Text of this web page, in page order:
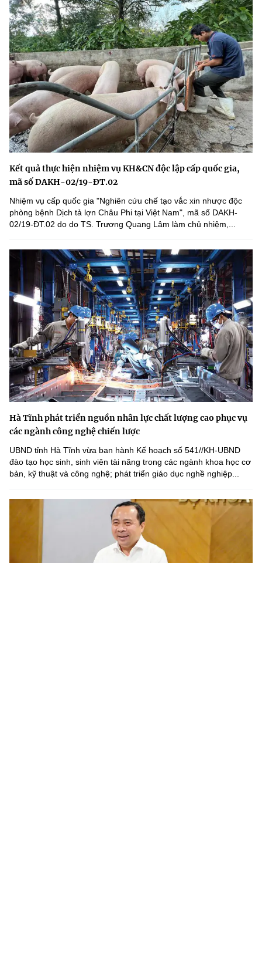
Kết quả thực hiện nhiệm vụ KH&CN độc lập cấp quốc gia,
mã số DAKH-02/19-ĐT.02
Nhiệm vụ cấp quốc gia "Nghiên cứu chế tạo vắc xin nhược độc
phòng bệnh Dịch tả lợn Châu Phi tại Việt Nam", mã số DAKH-
02/19-ĐT.02 do do TS. Trương Quang Lâm làm chủ nhiệm,...
Hà Tĩnh phát triển nguồn nhân lực chất lượng cao phục vụ
các ngành công nghệ chiến lược
UBND tỉnh Hà Tĩnh vừa ban hành Kế hoạch số 541//KH-UBND
đào tạo học sinh, sinh viên tài năng trong các ngành khoa học cơ
bản, kỹ thuật và công nghệ; phát triển giáo dục nghề nghiệp...